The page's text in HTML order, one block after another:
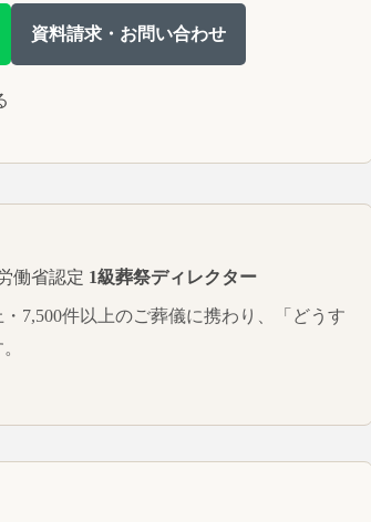
資料請求・お問い合わせ
働省認定 1級葬祭ディレクター
7,500件以上のご葬儀に携わり、「どうす